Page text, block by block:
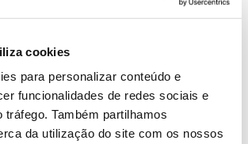
cookies
para personalizar conteúdo e
funcionalidades de redes sociais e
tráfego. Também partilhamos
da utilização do site com os nossos
A iniciativa decorre das 9:30 às